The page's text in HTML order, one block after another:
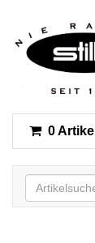
0 Artikel